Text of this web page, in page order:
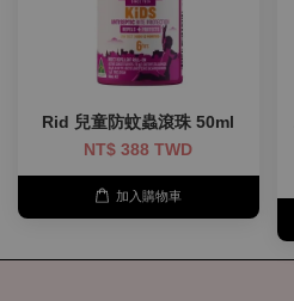
Rid 兒童防蚊蟲滾珠 50ml
NT$ 388 TWD
加入購物車